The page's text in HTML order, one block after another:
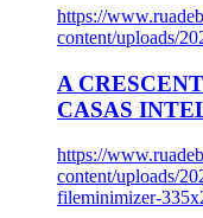
https://
content/uploads/
A
CASAS
https://
content/uploads/
fileminimizer-